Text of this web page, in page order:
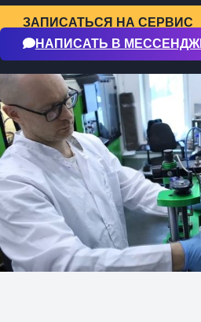
ЗАПИСАТЬСЯ НА СЕРВИС
НАПИСАТЬ В